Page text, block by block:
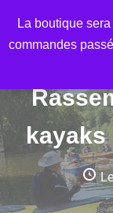
La boutique
commandes
contenu
kayaks